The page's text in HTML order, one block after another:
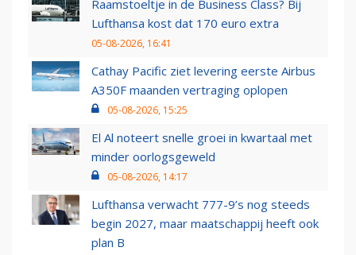
Raamstoeltje in de Business Class? Bij
Lufthansa kost dat 170 euro extra
05-08-2026, 16:41
Cathay Pacific ziet levering eerste Airbus
A350F maanden vertraging oplopen
05-08-2026, 15:25
El Al noteert snelle groei in kwartaal met
minder oorlogsgeweld
05-08-2026, 14:17
Lufthansa verwacht 777-9’s nog steeds
begin 2027, maar maatschappij heeft ook
plan B